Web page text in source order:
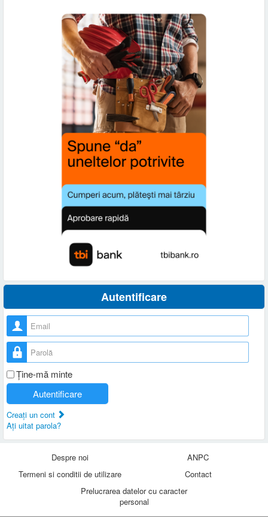
Autentificare
Nume utilizator
Parolă
Ţine-mă minte
Autentificare
Creaţi un cont
Aţi uitat parola?
Despre noi
ANPC
Termeni si conditii de utilizare
Contact
Prelucrarea datelor cu caracter
personal